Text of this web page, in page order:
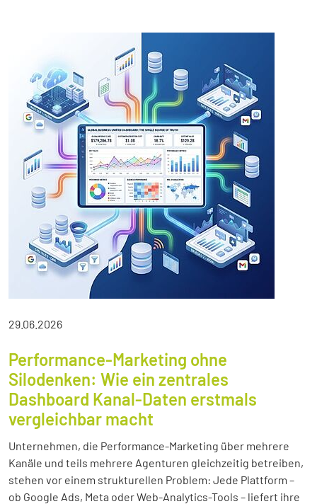
29.06.2026
Performance-Marketing ohne
Silodenken: Wie ein zentrales
Dashboard Kanal-Daten erstmals
vergleichbar macht
Unternehmen, die Performance-Marketing über mehrere
Kanäle und teils mehrere Agenturen gleichzeitig betreiben,
stehen vor einem strukturellen Problem: Jede Plattform –
ob Google Ads, Meta oder Web-Analytics-Tools – liefert ihre